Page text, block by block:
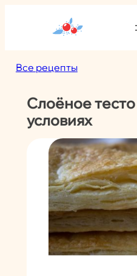
Все рецепты
Слоёное
условиях